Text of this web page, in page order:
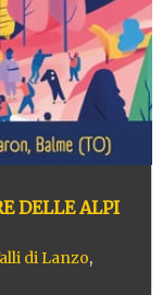
DELLE ALPI
di Lanzo,